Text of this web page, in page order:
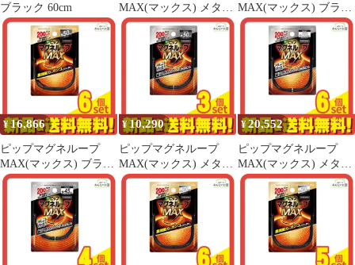
ブラック 60cm
MAX(マックス) メタル
シルバー 60cm 5個セッ
ト まとめ売り
MAX(マックス) ブラッ
ク 60cm 4個セット まと
め売り
¥16,866
ピップマグネループ
MAX(マックス) ブラッ
ク 50cm 6個セット まと
め売り
¥10,290
ピップマグネループ
MAX(マックス) メタル
シルバー 50cm 3個セッ
ト まとめ売り
¥20,552
ピップマグネループ
MAX(マックス) メタル
シルバー 60cm 6個セッ
ト まとめ売り